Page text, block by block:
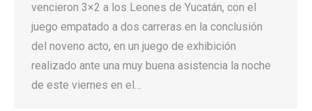
vencieron 3×2 a los Leones de Yucatán, con el
juego empatado a dos carreras en la conclusión
del noveno acto, en un juego de exhibición
realizado ante una muy buena asistencia la noche
de este viernes en el…